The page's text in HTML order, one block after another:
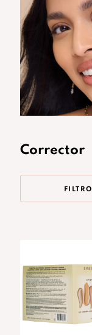
Corrector
FILTRO